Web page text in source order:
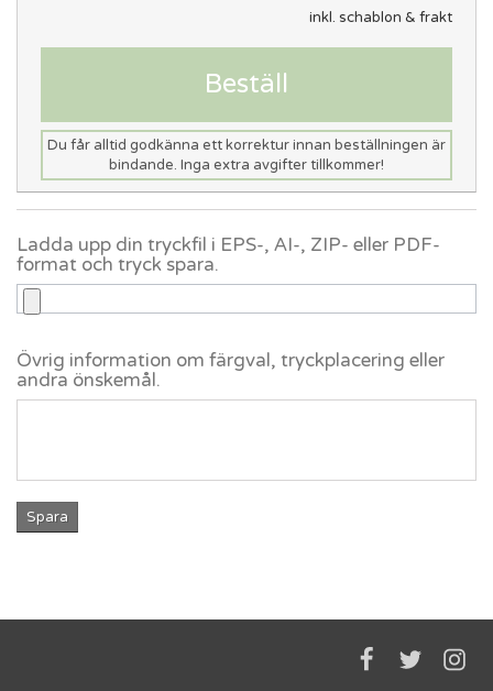
inkl. schablon & frakt
Beställ
Du får alltid godkänna ett korrektur innan beställningen är
bindande. Inga extra avgifter tillkommer!
Ladda upp din tryckfil i EPS-, AI-, ZIP- eller PDF-
format och tryck spara.
Övrig information om färgval, tryckplacering eller
andra önskemål.
Spara